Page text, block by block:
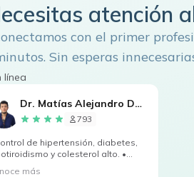
atención
con el primer
Sin esperas
línea
Dr. Matías Alejandro Devia
793
de hipertensión, diabetes,
y colesterol alto. •
más